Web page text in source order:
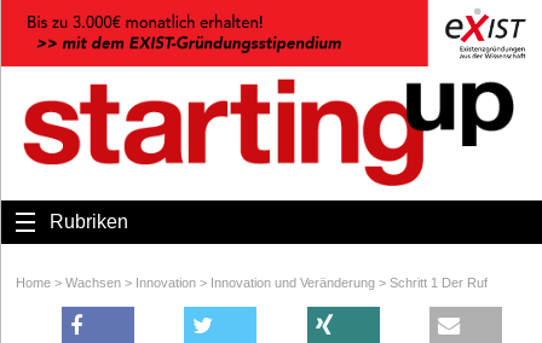
Rubriken
Home > Wachsen > Innovation > Innovation und Veränderung > Schritt 1 Der Ruf